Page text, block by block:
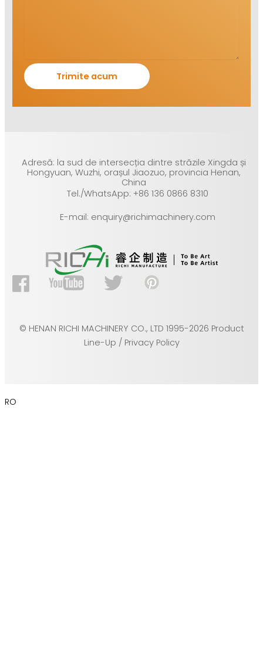
Adresă: la sud de intersecția dintre străzile Xingda și
Hongyuan, Wuzhi, orașul Jiaozuo, provincia Henan,
China
Tel./WhatsApp: +86 136 0866 8310
E-mail: enquiry@richimachinery.com
© HENAN RICHI MACHINERY CO., LTD 1995-2026 Product
Line-Up / Privacy Policy
RO